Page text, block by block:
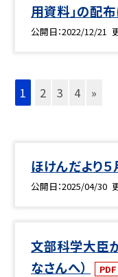
用資料」の配布
公開日 2022/12/21
1 2 3 4 »
ほけんだより
公開日 2025/04/30
文部科学大臣
なさんへ）
PDF